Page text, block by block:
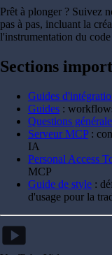
Prêt à plonger ? Suivez
pas à pas, incluant la
l'instrumentation du
Sections
Guides
Guides :
Questions
Serveur MCP:
IA
Personal Access
MCP
Guide de style :
d'usage pour la
smart_display